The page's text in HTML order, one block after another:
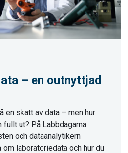
– en outnyttjad
en skatt av data – men hur
fullt ut? På Labbdagarna
och dataanalytikern
om laboratoriedata och hur du